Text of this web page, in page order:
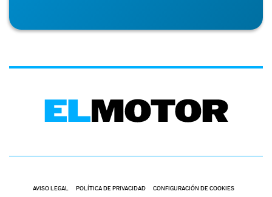
AVISO LEGAL POLÍTICA DE PRIVACIDAD CONFIGURACIÓN DE COOKIES